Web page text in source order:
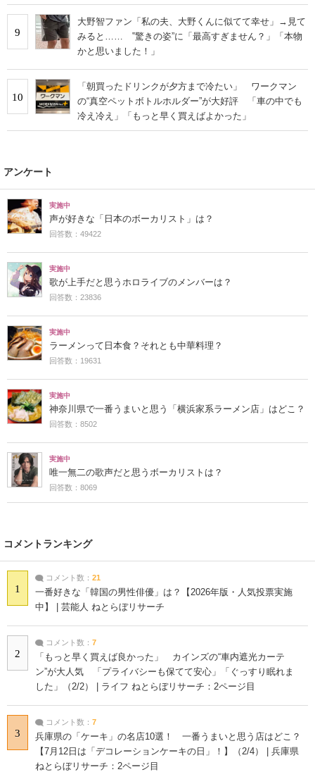
9
大野智ファン「私の夫、大野くんに似てて幸せ」→見て
みると…… ‟驚きの姿”に「最高すぎません？」「本物
かと思いました！」
10
「朝買ったドリンクが夕方まで冷たい」 ワークマン
の“真空ペットボトルホルダー”が大好評 「車の中でも
冷え冷え」「もっと早く買えばよかった」
アンケート
実施中
声が好きな「日本のボーカリスト」は？
回答数：49422
実施中
歌が上手だと思うホロライブのメンバーは？
回答数：23836
実施中
ラーメンって日本食？それとも中華料理？
回答数：19631
実施中
神奈川県で一番うまいと思う「横浜家系ラーメン店」はどこ？
回答数：8502
実施中
唯一無二の歌声だと思うボーカリストは？
回答数：8069
コメントランキング
1
コメント数： 21
一番好きな「韓国の男性俳優」は？【2026年版・人気投票実施
中】 | 芸能人 ねとらぼリサーチ
2
コメント数： 7
「もっと早く買えば良かった」 カインズの“車内遮光カーテ
ン”が大人気 「プライバシーも保てて安心」「ぐっすり眠れま
した」（2/2） | ライフ ねとらぼリサーチ：2ページ目
3
コメント数： 7
兵庫県の「ケーキ」の名店10選！ 一番うまいと思う店はどこ？
【7月12日は「デコレーションケーキの日」！】（2/4） | 兵庫県
ねとらぼリサーチ：2ページ目